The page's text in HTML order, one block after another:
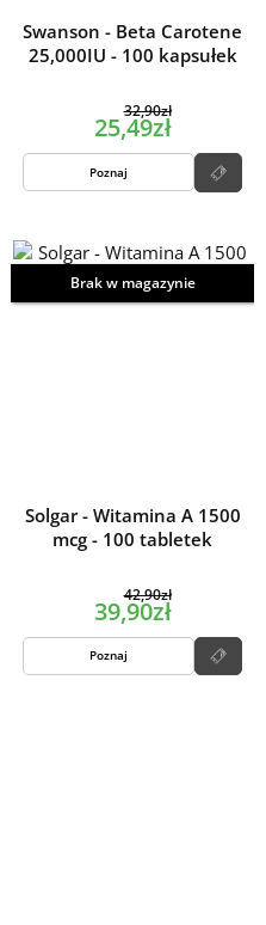
Swanson - Beta Carotene
25,000IU - 100 kapsułek
32,90zł
25,49zł
Poznaj
Brak w magazynie
Solgar - Witamina A 1500
mcg - 100 tabletek
42,90zł
39,90zł
Poznaj